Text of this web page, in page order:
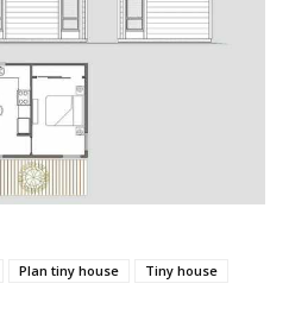
Plan tiny house
Tiny house